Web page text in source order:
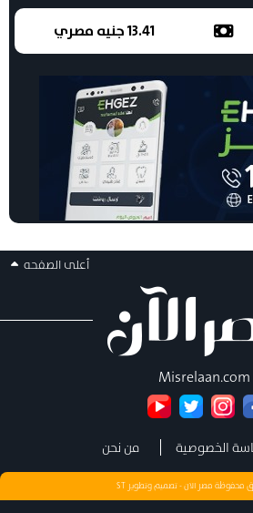
13.41 جنيه مصري
أعلى الصفحه
Misrelaan.com
الخصوصية من نحن
محفوظة مصر الان - تصميم وتطويرST